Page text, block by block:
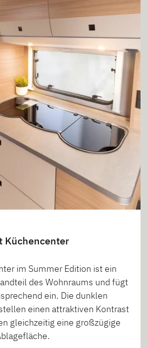
Küchencenter
im Summer Edition ist ein
des Wohnraums und fügt
ein. Die dunklen
einen attraktiven Kontrast
gleichzeitig eine großzügige